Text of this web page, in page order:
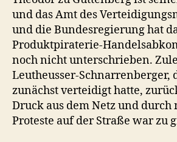
und das Amt des
und die Bundesregierung hat
Produktpiraterie-
noch nicht unterschrieben.
Leutheusser-Schnarrenberger,
zunächst verteidigt hatte,
Druck aus dem Netz und durch
Proteste auf der Straße war zu